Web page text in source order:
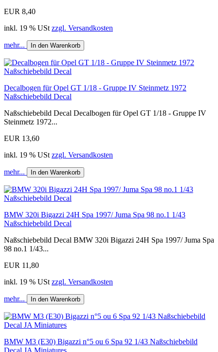
EUR 8,40
inkl. 19 % USt zzgl. Versandkosten
mehr... In den Warenkorb
Decalbogen für Opel GT 1/18 - Gruppe IV Steinmetz 1972
Naßschiebebild Decal
Naßschiebebild Decal Decalbogen für Opel GT 1/18 - Gruppe IV
Steinmetz 1972...
EUR 13,60
inkl. 19 % USt zzgl. Versandkosten
mehr... In den Warenkorb
BMW 320i Bigazzi 24H Spa 1997/ Juma Spa 98 no.1 1/43
Naßschiebebild Decal
Naßschiebebild Decal BMW 320i Bigazzi 24H Spa 1997/ Juma Spa
98 no.1 1/43...
EUR 11,80
inkl. 19 % USt zzgl. Versandkosten
mehr... In den Warenkorb
BMW M3 (E30) Bigazzi n°5 ou 6 Spa 92 1/43 Naßschiebebild